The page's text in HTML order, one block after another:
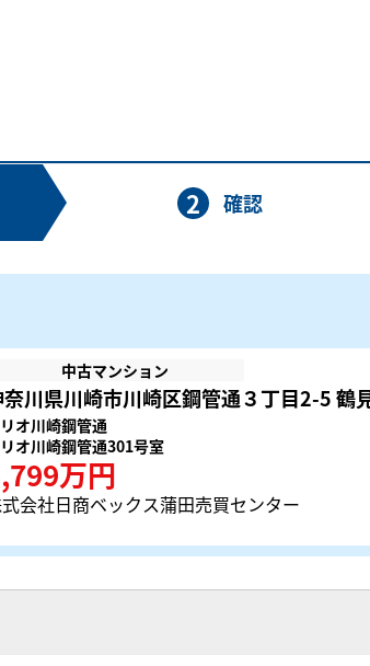
2 確認
中古マンション
川県川崎市川崎区鋼管通３丁目2-5 鶴
オ川崎鋼管通
オ川崎鋼管通301号室
万円
会社日商ベックス蒲田売買センター